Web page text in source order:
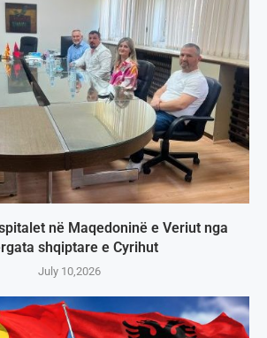
në Maqedoninë e Veriut nga
shqiptare e Cyrihut
July 10,2026